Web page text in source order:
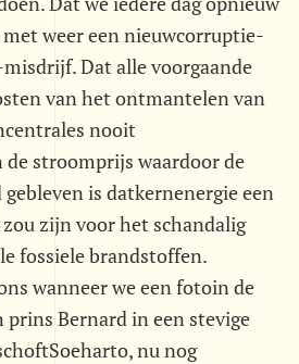
weer een nieuwcorruptie-
Dat alle voorgaande
van het ontmantelen van
nooit
stroomprijs waardoor de
is datkernenergie een
zijn voor het schandalig
fossiele brandstoffen.
wanneer we een fotoin de
Bernard in een stevige
nu nog